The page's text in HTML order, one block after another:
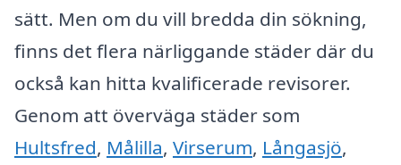
sätt. Men om du vill bredda din sökning,
finns det flera närliggande städer där du
också kan hitta kvalificerade revisorer.
Genom att överväga städer som
Hultsfred, Målilla, Virserum, Långasjö,